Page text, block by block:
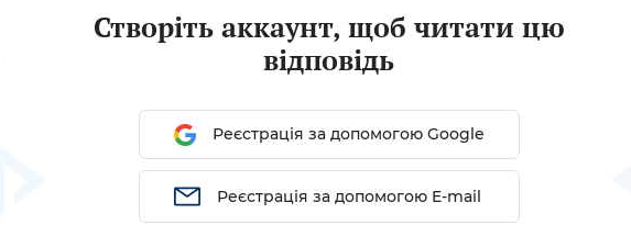
припинення або скасування, затверджених постановою Кабінету
України від 12.10.2022 № 1178 (далі — Особливості), встановлено, що у разі
здійснення закупівель товарів і...
Створіть аккаунт, щоб читати цю
відповідь
Реєстрація за допомогою Google
Реєстрація за допомогою E-mail